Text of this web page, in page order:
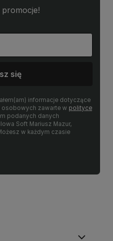
promocje!
się
informacje dotyczące
osobowych zawarte w polityce
podanych danych
Soft Mariusz Mazur,
w każdym czasie